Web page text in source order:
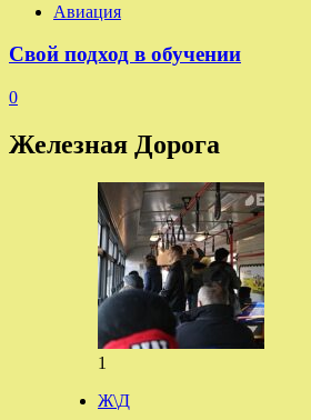
Авиация
Свой подход в обучении
0
Железная Дорога
1
Ж\Д